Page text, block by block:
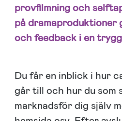
provfilmning och
på dramaproduktioner
och feedback i en
Du får en inblick i hur
går till och hur du som
marknadsför dig själv